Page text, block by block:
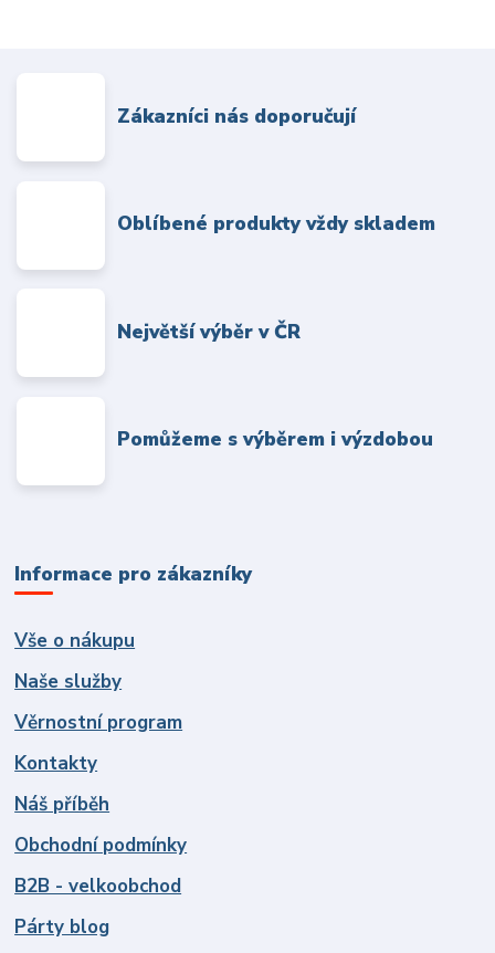
Zákazníci nás doporučují
Oblíbené produkty vždy skladem
Největší výběr v ČR
Pomůžeme s výběrem i výzdobou
Informace pro zákazníky
Vše o nákupu
Naše služby
Věrnostní program
Kontakty
Náš příběh
Obchodní podmínky
B2B - velkoobchod
Párty blog